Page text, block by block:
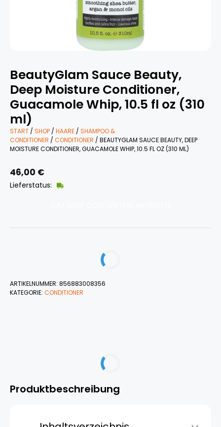
BeautyGlam Sauce Beauty,
Deep Moisture Conditioner,
Guacamole Whip, 10.5 fl oz (310
ml)
START / SHOP / HAARE / SHAMPOO &
CONDITIONER / CONDITIONER / BEAUTYGLAM SAUCE BEAUTY, DEEP
MOISTURE CONDITIONER, GUACAMOLE WHIP, 10.5 FL OZ (310 ML)
46,00 €
Lieferstatus:
ARTIKELNUMMER: 856883008356
KATEGORIE: CONDITIONER
Produktbeschreibung